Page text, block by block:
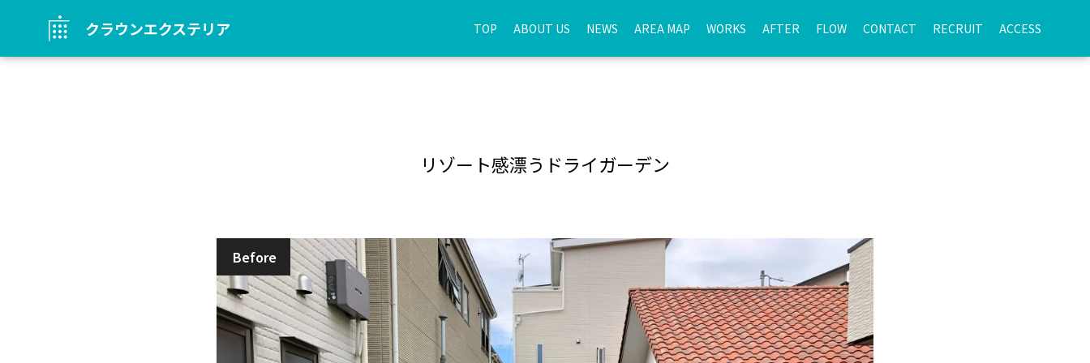
クラウンエクステリア TOP ABOUT US NEWS AREA MAP WORKS AFTER FLOW CONTACT RECRUIT ACCESS
リゾート感漂うドライガーデン
Before